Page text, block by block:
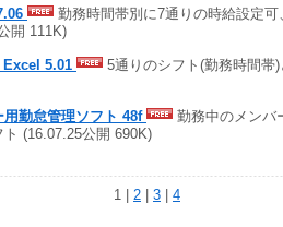
勤務時間帯別に7通りの時給設定
開 111K)
Excel 5.01
5通りのシフト(勤務時間帯
勤怠管理ソフト 48f
勤務中のメンバ
(16.07.25公開 690K)
1 | 2 | 3 | 4